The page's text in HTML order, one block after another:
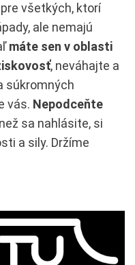
všetkých, ktorí
ale nemajú
máte sen v oblasti
, neváhajte a
súkromných
vás. Nepodceňte
sa nahlásite, si
a sily. Držíme